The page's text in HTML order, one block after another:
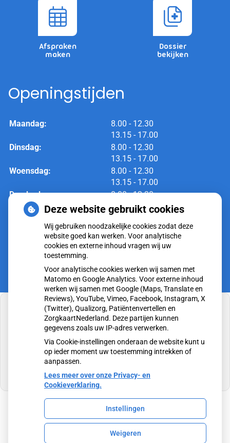
Afspraken
maken
Dossier
bekijken
Openingstijden
Maandag: 8.00 tot
- 12.30
13.15 tot
- 17.00
Dinsdag:
8.00 tot
- 12.30
13.15 tot
- 17.00
Woensdag:
8.00 tot
- 12.30
13.15 tot
- 17.00
Donderdag:
8.00tot
- 12.30
13.15tot
- 17.00
Vrijdag:
8.00
13.15tot
- 17.00
U heeft geen toestemming gegeven voor
externe inhoud die nodig is om dit te zien.
Cookie-instellingen wijzigen
Uw Zorg Online
Deze website gebruikt cookies
Wij gebruiken noodzakelijke cookies zodat deze
website goed kan werken. Voor analytische
cookies en externe inhoud vragen wij uw
toestemming.
Voor analytische cookies werken wij samen met
Matomo en Google Analytics. Voor externe inhoud
werken wij samen met Google (Maps, Translate en
Reviews), YouTube, Vimeo, Facebook, Instagram, X
(Twitter), Qualizorg, Patiëntenvertellen en
ZorgkaartNederland. Deze partijen kunnen
gegevens zoals uw IP-adres verwerken.
Via Cookie-instellingen onderaan de website kunt u
op ieder moment uw toestemming intrekken of
aanpassen.
Lees meer over onze Privacy- en
Cookieverklaring.
Instellingen
Weigeren